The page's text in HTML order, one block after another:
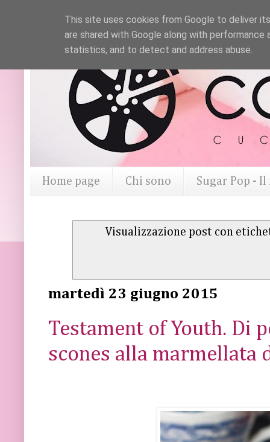
Home page Chi sono Sugar Pop -
Visualizzazione post con
martedì 23 giugno 2015
Testament of Youth. Di
scones alla marmellata
This site uses cookies from Google to deliver
are shared with Google along with
statistics, and to detect and address abuse.